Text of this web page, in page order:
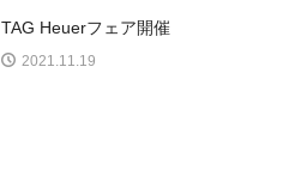
TAG Heuerフェア開催
2021.11.19